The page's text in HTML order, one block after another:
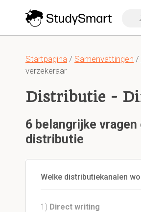
Startpagina / Samenvattingen /
verzekeraar
Distributie -
6 belangrijke
distributie
Welke distributiekanalen
1) Direct writing